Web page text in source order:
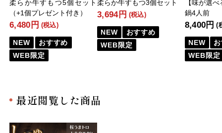
柔らか牛すもつ5個セット
（+1個プレゼント付き）
6,480円 (税込)
NEW
おすすめ
WEB限定
柔らか牛すもつ3個セット
3,694円 (税込)
NEW
おすすめ
WEB限定
【味が選
鍋4人前
8,400円 (
NEW
WEB限定
最近閲覧した商品